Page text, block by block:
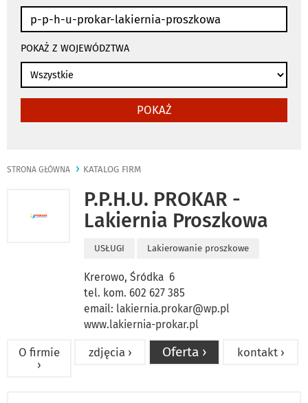
automatycznie
POKAŻ Z WOJEWÓDZTWA
POKAŻ
STRONA GŁÓWNA KATALOG FIRM
P.P.H.U. PROKAR -
Lakiernia Proszkowa
USŁUGI Lakierowanie proszkowe
Krerowo, Śródka 6
tel. kom. 602 627 385
email: lakiernia.prokar@wp.pl
www.lakiernia-prokar.pl
O firmie
›
zdjęcia › Oferta › kontakt ›